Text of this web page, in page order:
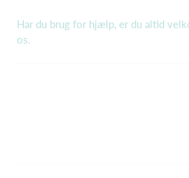
Har du brug for hjælp, er du altid
os.